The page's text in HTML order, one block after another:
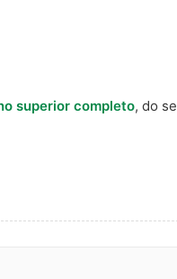
superior completo, do